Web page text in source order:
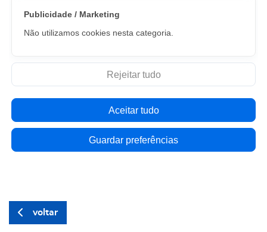
Publicidade / Marketing
Não utilizamos cookies nesta categoria.
Rejeitar tudo
Aceitar tudo
Guardar preferências
voltar